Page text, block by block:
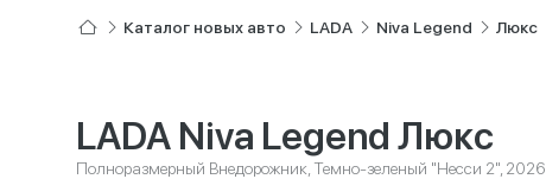
Каталог новых авто LADA Niva Legend Люкс
LADA Niva Legend Люкс
Полноразмерный Внедорожник, Темно-зеленый "Несси 2", 2026